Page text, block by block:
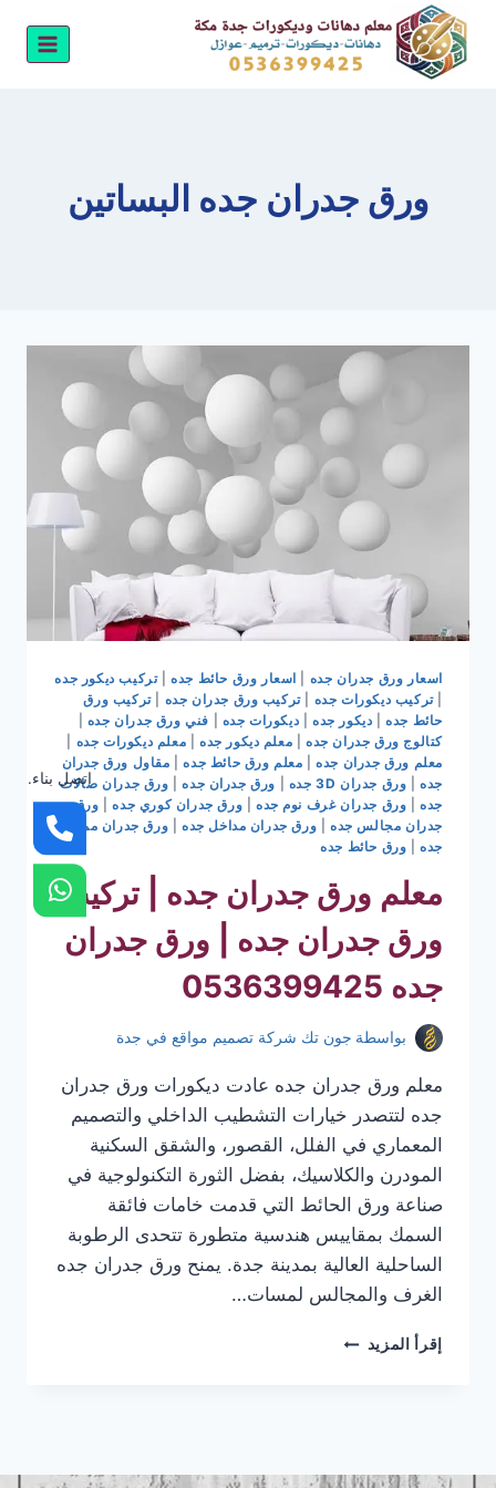
التجاوز
المحتوى
ورق جدران جده البساتين
اسعار ورق جدران جده اسعار ورق حائط جده|تركيب ديكور جده
|تركيب ديكورات جده |تركيب ورق جدران جده |تركيب ورق
حائط جده| ديكور جده| ديكورات جده فني ورق جدران جده
كتالوج ورق جدران جده| معلم ديكور جده معلم ديكورات جده
معلم ورق جدران جده| معلم ورق حائط جده| مقاول ورق جدران
جده| ورق جدران 3D جده ورق جدران جده| ورق جدران صالات
جده| ورق جدران غرف نوم جده ورق جدران كوري جده| ورق
جدران مجالس جده| ورق جدران مداخل جده
ورق جدران ممرات
جده| ورق حائط جده
معلم ورق جدران جده | تركيب
ورق جدران جده | ورق جدران
جده 0536399425
بواسطة جون تك شركة تصميم مواقع في جدة
معلم ورق جدران جده عادت ديكورات ورق جدران
جده لتتصدر خيارات التشطيب الداخلي والتصميم
المعماري في الفلل، القصور، والشقق السكنية
المودرن والكلاسيك، بفضل الثورة التكنولوجية في
صناعة ورق الحائط التي قدمت خامات فائقة
السمك بمقاييس هندسية متطورة تتحدى الرطوبة
الساحلية العالية بمدينة جدة. يمنح ورق جدران جده
الغرف والمجالس لمسات…
إقرأ المزيد معلم
ورق
اتصل بناء.